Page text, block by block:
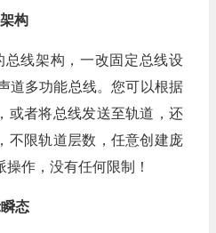
构
总线架构，一改固定总线设
道多功能总线。您可以根据
或者将总线发送至轨道，还
不限轨道层数，任意创建庞
作，没有任何限制！
态